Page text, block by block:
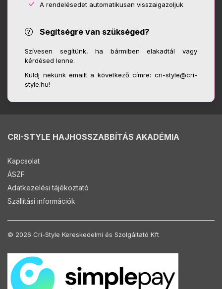
A rendelésedet automatikusan visszaigazoljuk
Segítségre van szükséged?
Szívesen segítünk, ha bármiben elakadtál vagy
kérdésed lenne.
Küldj nekünk emailt a következő címre: cri-style@cri-
style.hu!
CRI-STYLE HAJHOSSZABBÍTÁS AKADÉMIA
Kapcsolat
ÁSZF
Adatkezelési tájékoztató
Szállítási információk
© 2026 Cri-Style Kereskedelmi és Szolgáltató Kft